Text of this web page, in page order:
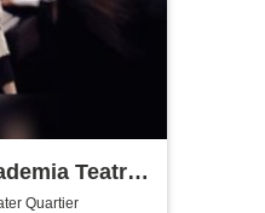
Teatra
Quartier